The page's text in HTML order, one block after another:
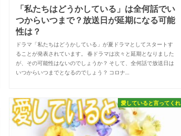
「私たちはどうかしている」は全何話でい
つからいつまで？放送日が延期になる可能
性は？
ドラマ「私たちはどうかしている」が夏ドラマとしてスタートす
ることが発表されています。 春ドラマは次々と延期となりました
が、その可能性はないのでしょうか？ そして、全何話で放送日は
いつからいつまでとなるのでしょう？ コロナ…
愛していると言ってくれ